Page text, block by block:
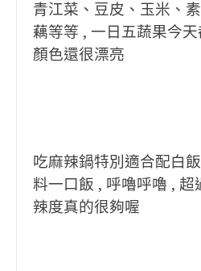
青江菜、豆皮、玉米、
藕等等 , 一日五蔬果今
顏色還很漂亮
吃麻辣鍋特別適合配白
料一口飯 , 呼嚕呼嚕 , 超
辣度真的很夠喔